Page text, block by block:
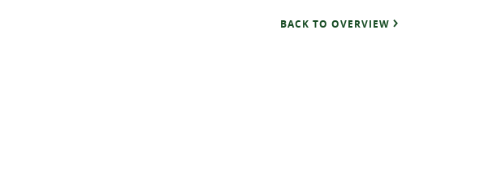
BACK TO OVERVIEW